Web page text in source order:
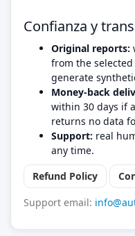
Confianza y
Original reports:
from the
generate
Money-back
within 30 days if
returns no data
Support: real
any time.
Refund Policy
Support email: